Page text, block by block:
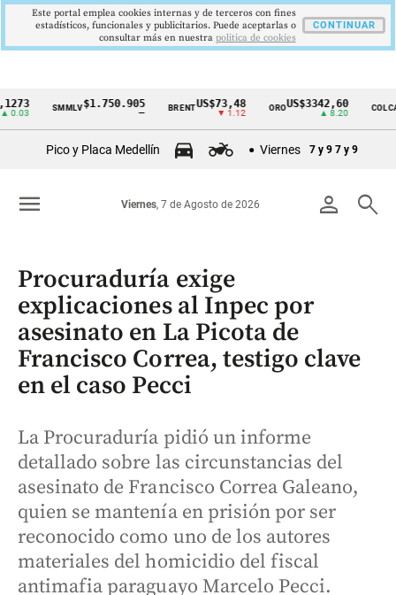
Cintillo
Colombia
SMMLV$1.750.905 BRENT US$73,48
▼ 1.12
ORO US$3342,60 COLCAP
Pico y Placa Medellín Viernes 7 y 9 7 y 9
person search
Viernes, 7 de Agosto de 2026
menu
Procuraduría exige
explicaciones al Inpec por
asesinato en La Picota de
Francisco Correa, testigo clave
en el caso Pecci
La Procuraduría pidió un informe
detallado sobre las circunstancias del
asesinato de Francisco Correa Galeano,
quien se mantenía en prisión por ser
reconocido como uno de los autores
materiales del homicidio del fiscal
antimafia paraguayo Marcelo Pecci.
Este portal emplea cookies internas y de terceros con fines
estadísticos, funcionales y publicitarios. Puede aceptarlas o
consultar más en nuestra politica de cookies
CONTINUAR